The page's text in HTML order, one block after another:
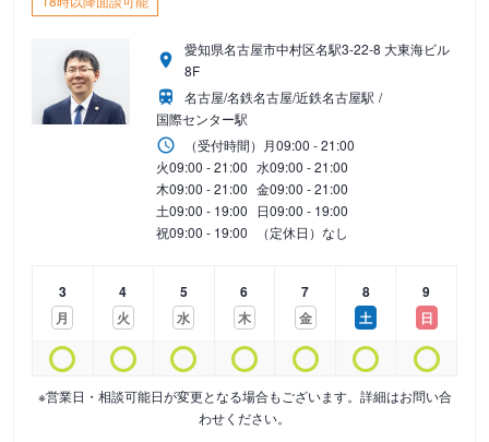
愛知県名古屋市中村区名駅3-22-8 大東海ビル
8F
名古屋/名鉄名古屋/近鉄名古屋駅
国際センター駅
（受付時間） 月09:00 - 21:00
火09:00 - 21:00 水09:00 - 21:00
木09:00 - 21:00 金09:00 - 21:00
土09:00 - 19:00 日09:00 - 19:00
祝09:00 - 19:00 （定休日）なし
3
月
4
火
5
水
6
木
7
金
8
土
9
日
※営業日・相談可能日が変更となる場合もございます。詳細はお問い合
わせください。